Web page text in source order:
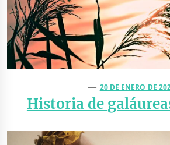
20 DE ENERO DE
Historia de